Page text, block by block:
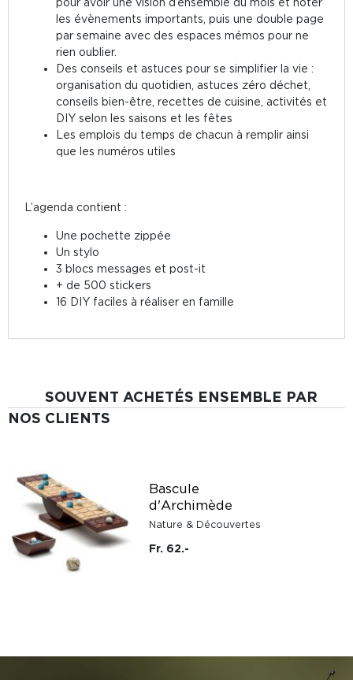
les évènements importants, puis une double page
par semaine avec des espaces mémos pour ne
rien oublier.
Des conseils et astuces pour se simplifier la vie :
organisation du quotidien, astuces zéro déchet,
conseils bien-être, recettes de cuisine, activités et
DIY selon les saisons et les fêtes
Les emplois du temps de chacun à remplir ainsi
que les numéros utiles
L’agenda contient :
Une pochette zippée
Un stylo
3 blocs messages et post-it
+ de 500 stickers
16 DIY faciles à réaliser en famille
SOUVENT ACHETÉS ENSEMBLE PAR
NOS CLIENTS
Bascule
d'Archimède
Nature & Découvertes
Fr. 62.-